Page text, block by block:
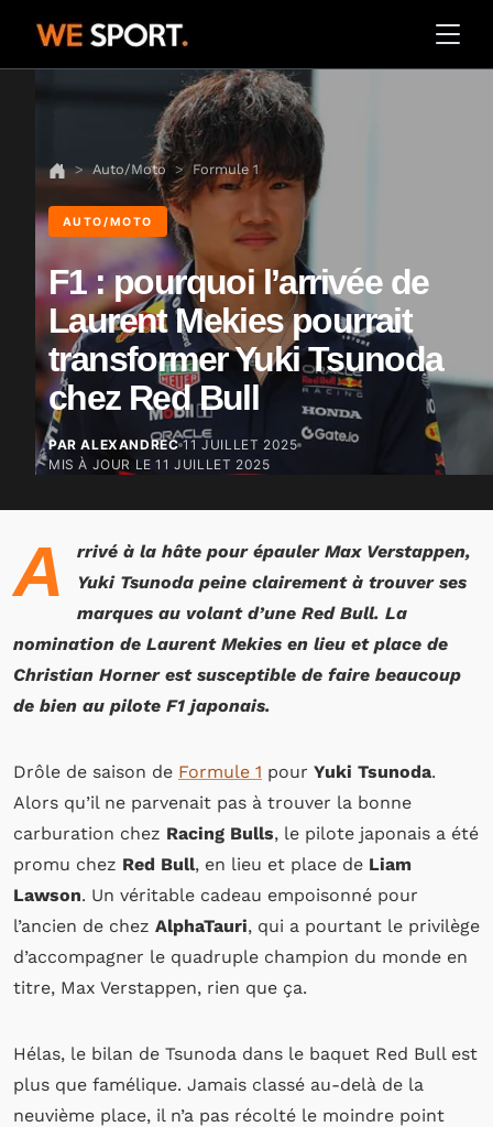
Auto/Moto Formule 1
AUTO/MOTO
F1 : pourquoi l’arrivée de
Laurent Mekies pourrait
transformer Yuki Tsunoda
chez Red Bull
PAR ALEXANDREC 11 JUILLET 2025
MIS À JOUR LE11 JUILLET 2025
A
rrivé à la hâte pour épauler Max Verstappen,
Yuki Tsunoda peine clairement à trouver ses
marques au volant d’une Red Bull. La
nomination de Laurent Mekies en lieu et place de
Christian Horner est susceptible de faire beaucoup
de bien au pilote F1 japonais.
Drôle de saison de Formule 1 pour Yuki Tsunoda.
Alors qu’il ne parvenait pas à trouver la bonne
carburation chez Racing Bulls, le pilote japonais a été
promu chez Red Bull, en lieu et place de Liam
Lawson. Un véritable cadeau empoisonné pour
l’ancien de chez AlphaTauri, qui a pourtant le privilège
d’accompagner le quadruple champion du monde en
titre, Max Verstappen, rien que ça.
Hélas, le bilan de Tsunoda dans le baquet Red Bull est
plus que famélique. Jamais classé au-delà de la
neuvième place, il n’a pas récolté le moindre point